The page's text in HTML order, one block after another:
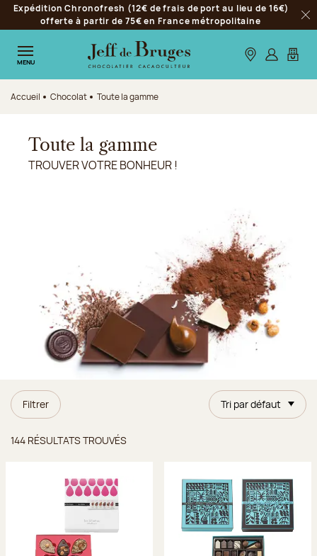
Aller à la navigation
Aller au contenu principal
Aller au pied de page
Expédition Chronofresh (12€ de frais de port au lieu de 16€)
offerte à partir de 75€ en France métropolitaine
MENU Nos boutiques
S’identifier
Mon
Accueil Chocolat Toute la gamme
Toute la gamme
TROUVER VOTRE BONHEUR !
Filtrer Tri par défaut
144 RÉSULTATS TROUVÉS